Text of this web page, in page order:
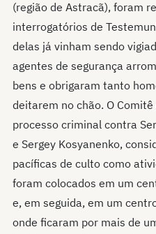
(região de Astracã), foram
interrogatórios de
delas já vinham sendo
agentes de segurança
bens e obrigaram tanto
deitarem no chão. O
processo criminal contra
e Sergey Kosyanenko,
pacíficas de culto como
foram colocados em um
e, em seguida, em um
onde ficaram por mais de